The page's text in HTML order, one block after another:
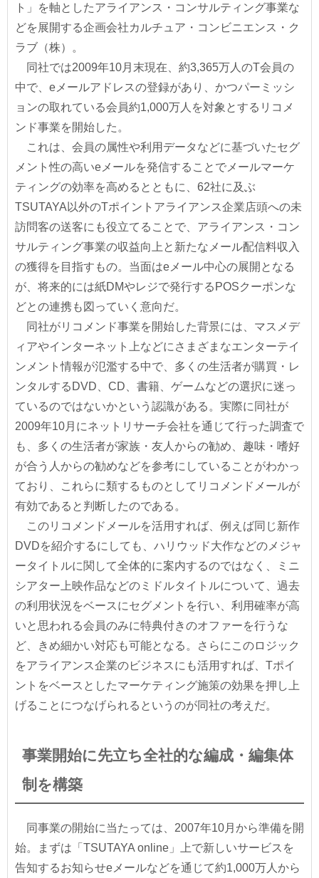
ト」を軸としたアライアンス・コンサルティング事業な
どを展開する企画会社カルチュア・コンビニエンス・ク
ラブ（株）。
同社では2009年10月末現在、約3,365万人のT会員の
中で、eメールアドレスの登録があり、かつパーミッシ
ョンの取れている会員約1,000万人を対象とするリコメ
ンド事業を開始した。
これは、会員の属性や利用データなどに基づいたセグ
メント性の高いeメールを発信することでメールマーケ
ティングの効率を高めるとともに、62社に及ぶ
TSUTAYA以外のTポイントアライアンス企業店頭への未
訪問客の送客にも役立てることで、アライアンス・コン
サルティング事業の収益向上と新たなメール配信料収入
の獲得を目指すもの。当面はeメール中心の展開となる
が、将来的には紙DMやレジで発行するPOSクーポンな
どとの連携も図っていく意向だ。
同社がリコメンド事業を開始した背景には、マスメデ
ィアやインターネット上などにさまざまなエンターテイ
ンメント情報が氾濫する中で、多くの生活者が購買・レ
ンタルするDVD、CD、書籍、ゲームなどの選択に迷っ
ているのではないかという認識がある。実際に同社が
2009年10月にネットリサーチ会社を通じて行った調査で
も、多くの生活者が家族・友人からの勧め、趣味・嗜好
が合う人からの勧めなどを参考にしていることがわかっ
ており、これらに類するものとしてリコメンドメールが
有効であると判断したのである。
このリコメンドメールを活用すれば、例えば同じ新作
DVDを紹介するにしても、ハリウッド大作などのメジャ
ータイトルに関して全体的に案内するのではなく、ミニ
シアター上映作品などのミドルタイトルについて、過去
の利用状況をベースにセグメントを行い、利用確率が高
いと思われる会員のみに特典付きのオファーを行うな
ど、きめ細かい対応も可能となる。さらにこのロジック
をアライアンス企業のビジネスにも活用すれば、Tポイ
ントをベースとしたマーケティング施策の効果を押し上
げることにつなげられるというのが同社の考えだ。
事業開始に先立ち全社的な編成・編集体
制を構築
同事業の開始に当たっては、2007年10月から準備を開
始。まずは「TSUTAYA online」上で新しいサービスを
告知するお知らせeメールなどを通じて約1,000万人から